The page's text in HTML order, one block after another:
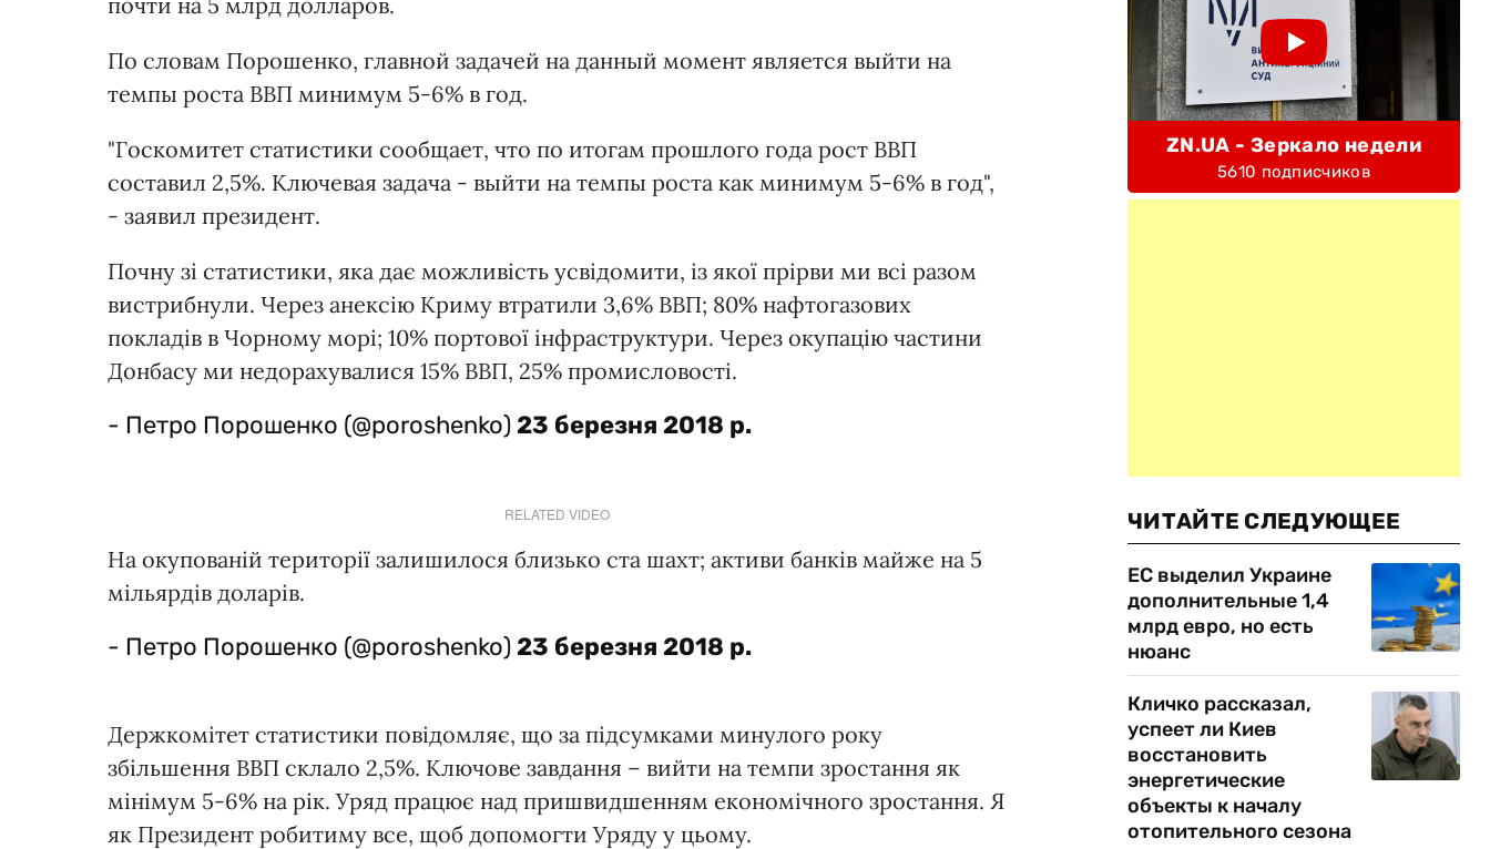
По словам Порошенко, главной задачей на данный момент является выйти на
темпы роста ВВП минимум 5-6% в год.
"Госкомитет статистики сообщает, что по итогам прошлого года рост ВВП
составил 2,5%. Ключевая задача - выйти на темпы роста как минимум 5-6% в год",
- заявил президент.
Почну зі статистики, яка дає можливість усвідомити, із якої прірви ми всі разом
вистрибнули. Через анексію Криму втратили 3,6% ВВП; 80% нафтогазових
покладів в Чорному морі; 10% портової інфраструктури. Через окупацію частини
Донбасу ми недорахувалися 15% ВВП, 25% промисловості.
- Петро Порошенко (@poroshenko) 23 березня 2018 р.
RELATED VIDEO
На окупованій території залишилося близько ста шахт; активи банків майже на 5
мільярдів доларів.
- Петро Порошенко (@poroshenko) 23 березня 2018 р.
Держкомітет статистики повідомляє, що за підсумками минулого року
збільшення ВВП склало 2,5%. Ключове завдання – вийти на темпи зростання як
мінімум 5-6% на рік. Уряд працює над пришвидшенням економічного зростання. Я
як Президент робитиму все, щоб допомогти Уряду у цьому.
ZN.UA - Зеркало недели
5610 подписчиков
ЧИТАЙТЕ СЛЕДУЮЩЕЕ
ЕС выделил Украине
дополнительные 1,4
млрд евро, но есть
нюанс
Кличко рассказал,
успеет ли Киев
восстановить
энергетические
объекты к началу
отопительного сезона